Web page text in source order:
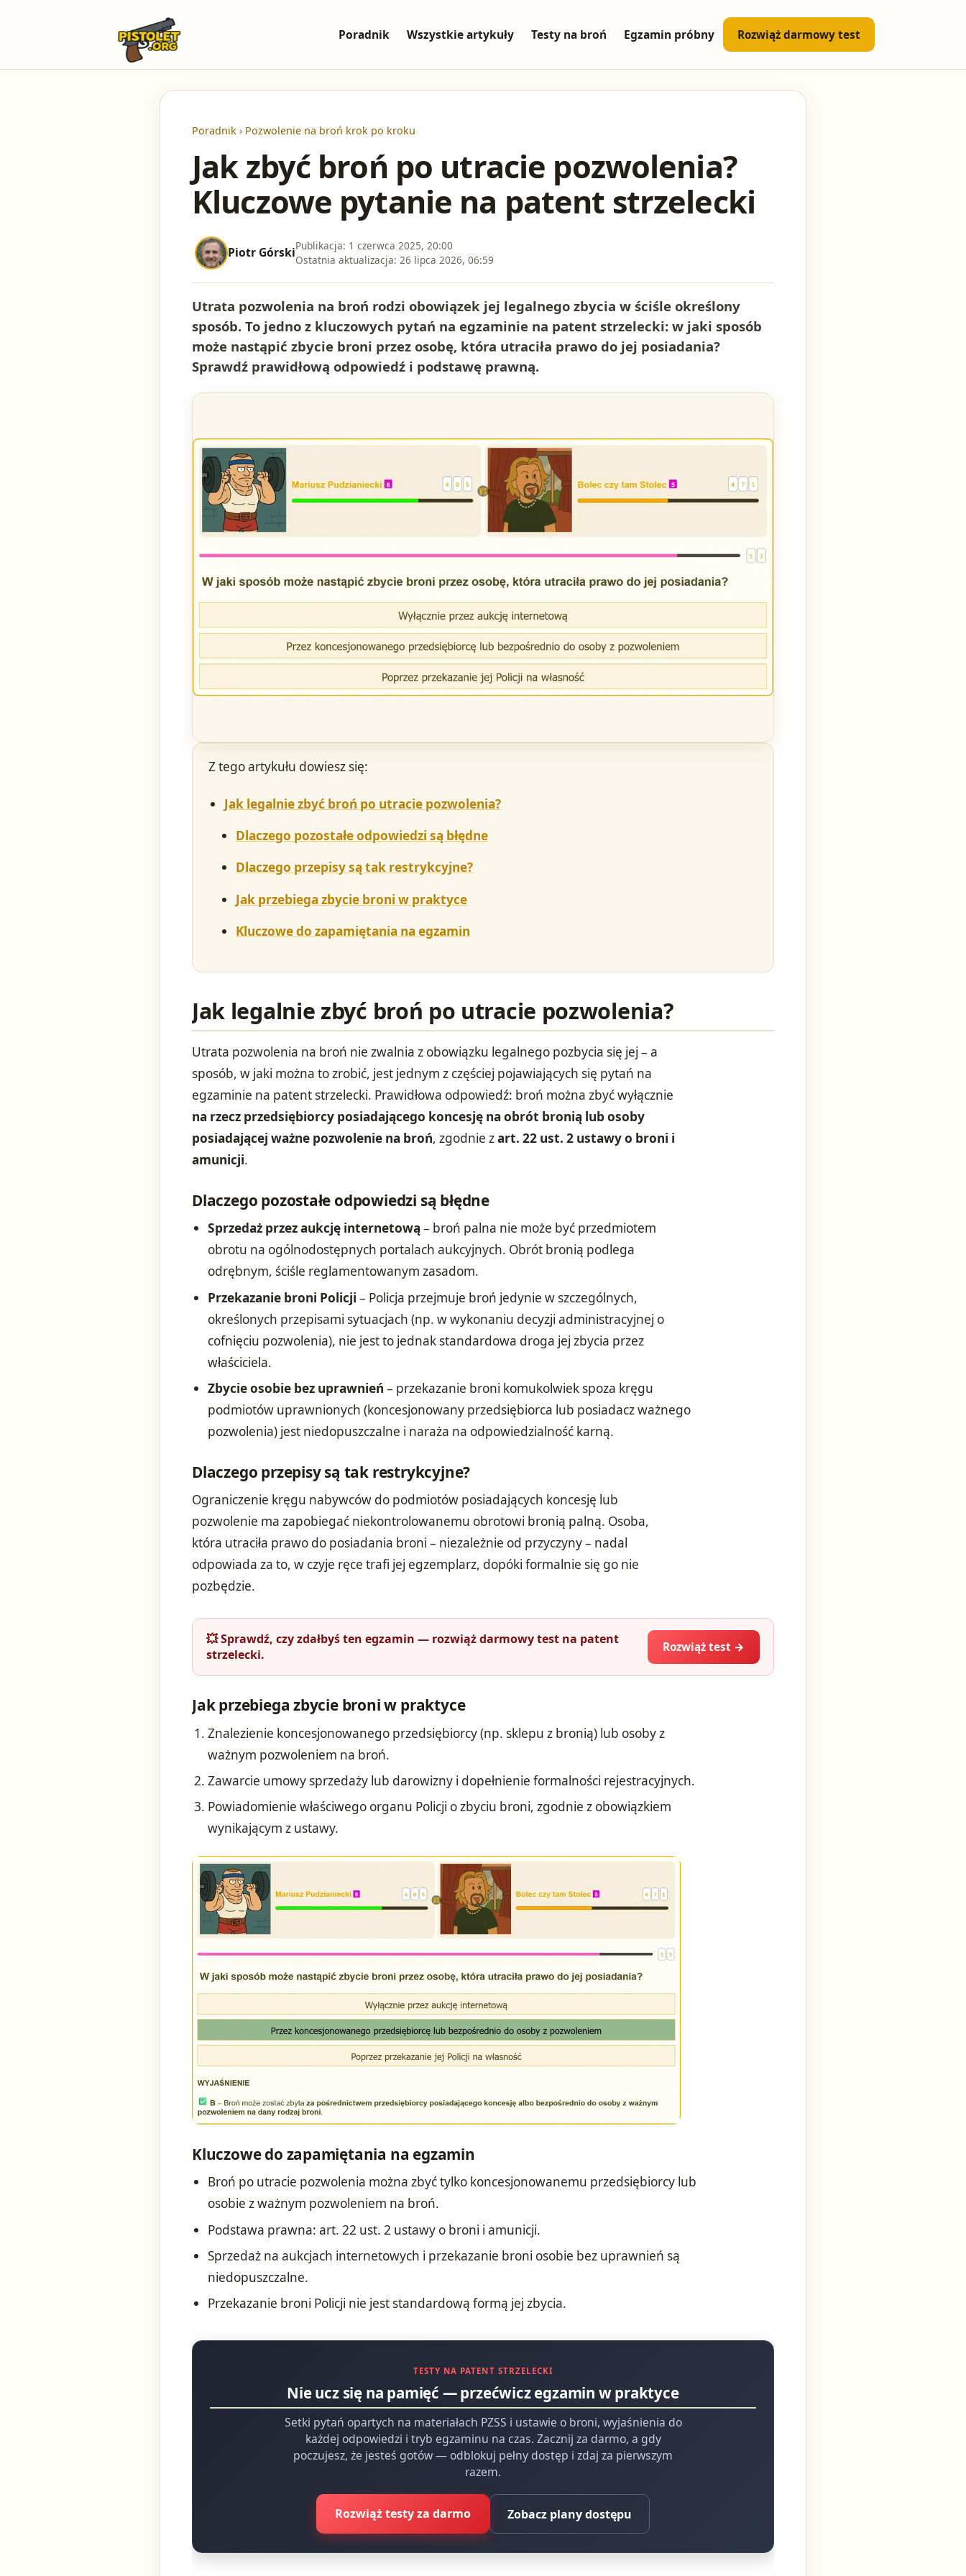
Poradnik Wszystkie artykuły Testy na broń Egzamin próbny Rozwiąż darmowy test
Poradnik › Pozwolenie na broń krok po kroku
Jak zbyć broń po utracie pozwolenia?
Kluczowe pytanie na patent strzelecki
Piotr GórskiPublikacja: 1 czerwca 2025, 20:00
Ostatnia aktualizacja: 26 lipca 2026, 06:59
Utrata pozwolenia na broń rodzi obowiązek jej legalnego zbycia w ściśle określony
sposób. To jedno z kluczowych pytań na egzaminie na patent strzelecki: w jaki sposób
może nastąpić zbycie broni przez osobę, która utraciła prawo do jej posiadania?
Sprawdź prawidłową odpowiedź i podstawę prawną.
Z tego artykułu dowiesz się:
Jak legalnie zbyć broń po utracie pozwolenia?
Dlaczego pozostałe odpowiedzi są błędne
Dlaczego przepisy są tak restrykcyjne?
Jak przebiega zbycie broni w praktyce
Kluczowe do zapamiętania na egzamin
Jak legalnie zbyć broń po utracie pozwolenia?
Utrata pozwolenia na broń nie zwalnia z obowiązku legalnego pozbycia się jej – a
sposób, w jaki można to zrobić, jest jednym z częściej pojawiających się pytań na
egzaminie na patent strzelecki. Prawidłowa odpowiedź: broń można zbyć wyłącznie
na rzecz przedsiębiorcy posiadającego koncesję na obrót bronią lub osoby
posiadającej ważne pozwolenie na broń, zgodnie zart. 22 ust. 2 ustawy o broni i
amunicji.
Dlaczego pozostałe odpowiedzi są błędne
Sprzedaż przez aukcję internetową– broń palna nie może być przedmiotem
obrotu na ogólnodostępnych portalach aukcyjnych. Obrót bronią podlega
odrębnym, ściśle reglamentowanym zasadom.
Przekazanie broni Policji – Policja przejmuje broń jedynie w szczególnych,
określonych przepisami sytuacjach (np. w wykonaniu decyzji administracyjnej o
cofnięciu pozwolenia), nie jest to jednak standardowa droga jej zbycia przez
właściciela.
Zbycie osobie bez uprawnień – przekazanie broni komukolwiek spoza kręgu
podmiotów uprawnionych (koncesjonowany przedsiębiorca lub posiadacz ważnego
pozwolenia) jest niedopuszczalne i naraża na odpowiedzialność karną.
Dlaczego przepisy są tak restrykcyjne?
Ograniczenie kręgu nabywców do podmiotów posiadających koncesję lub
pozwolenie ma zapobiegać niekontrolowanemu obrotowi bronią palną. Osoba,
która utraciła prawo do posiadania broni – niezależnie od przyczyny – nadal
odpowiada za to, w czyje ręce trafi jej egzemplarz, dopóki formalnie się go nie
pozbędzie.
💥 Sprawdź, czy zdałbyś ten egzamin — rozwiąż darmowy test na patent
strzelecki.
Rozwiąż test →
Jak przebiega zbycie broni w praktyce
Znalezienie koncesjonowanego przedsiębiorcy (np. sklepu z bronią) lub osoby z
ważnym pozwoleniem na broń.
Zawarcie umowy sprzedaży lub darowizny i dopełnienie formalności rejestracyjnych.
Powiadomienie właściwego organu Policji o zbyciu broni, zgodnie z obowiązkiem
wynikającym z ustawy.
Kluczowe do zapamiętania na egzamin
Broń po utracie pozwolenia można zbyć tylko koncesjonowanemu przedsiębiorcy lub
osobie z ważnym pozwoleniem na broń.
Podstawa prawna: art. 22 ust. 2 ustawy o broni i amunicji.
Sprzedaż na aukcjach internetowych i przekazanie broni osobie bez uprawnień są
niedopuszczalne.
Przekazanie broni Policji nie jest standardową formą jej zbycia.
TESTY NA PATENT STRZELECKI
Nie ucz się na pamięć — przećwicz egzamin w praktyce
Setki pytań opartych na materiałach PZSS i ustawie o broni, wyjaśnienia do
każdej odpowiedzi i tryb egzaminu na czas. Zacznij za darmo, a gdy
poczujesz, że jesteś gotów — odblokuj pełny dostęp i zdaj za pierwszym
razem.
Rozwiąż testy za darmo Zobacz plany dostępu